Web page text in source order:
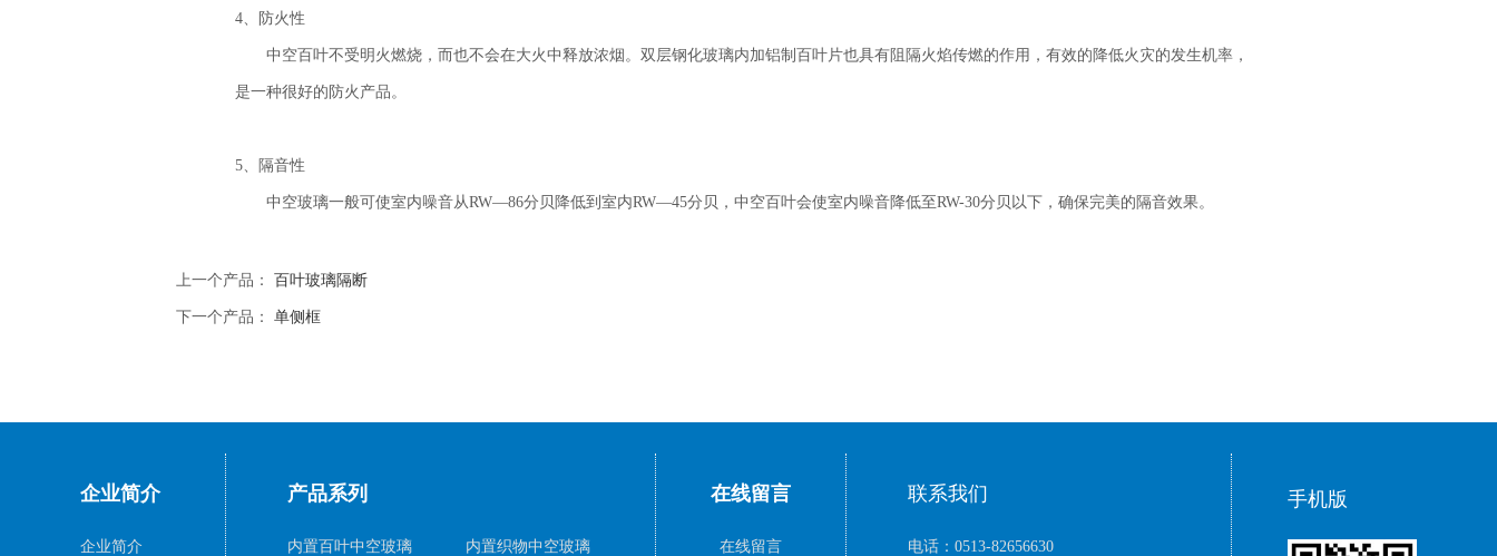
4、防火性
中空百叶不受明火燃烧，而也不会在大火中释放浓烟。双层钢化玻璃内加铝制百叶片也具有阻隔火焰传燃的作用，有效的降低火灾的发生机率，
是一种很好的防火产品。
5、隔音性
中空玻璃一般可使室内噪音从RW—86分贝降低到室内RW—45分贝，中空百叶会使室内噪音降低至RW-30分贝以下，确保完美的隔音效果。
上一个产品： 百叶玻璃隔断
下一个产品： 单侧框
企业简介
企业简介
产品系列
内置百叶中空玻璃 内置织物中空玻璃
在线留言
在线留言
联系我们
电话：0513-82656630
手机版